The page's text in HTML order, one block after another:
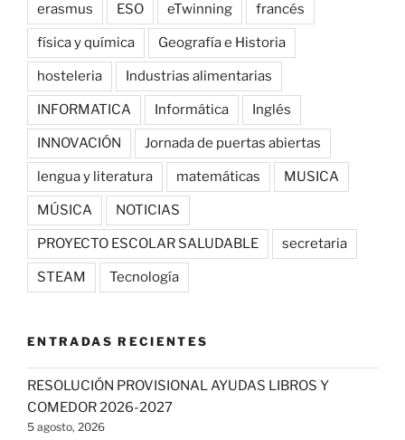
erasmus ESO eTwinning francés
física y química Geografía e Historia
hosteleria Industrias alimentarias
INFORMATICA Informática Inglés
INNOVACIÓN Jornada de puertas abiertas
lengua y literatura matemáticas MUSICA
MÚSICA NOTICIAS
PROYECTO ESCOLAR SALUDABLE secretaria
STEAM Tecnología
ENTRADAS RECIENTES
RESOLUCIÓN PROVISIONAL AYUDAS LIBROS Y
COMEDOR 2026-2027
5 agosto, 2026